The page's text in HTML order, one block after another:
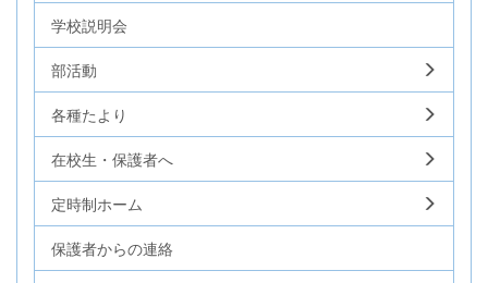
学校説明会
部活動
各種たより
在校生・保護者へ
定時制ホーム
保護者からの連絡